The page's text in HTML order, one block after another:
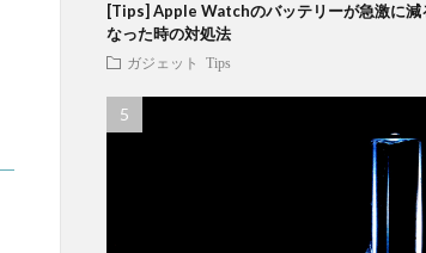
[Tips] Apple Watchのバッテリーが急激に減
なった時の対処法
ガジェット Tips